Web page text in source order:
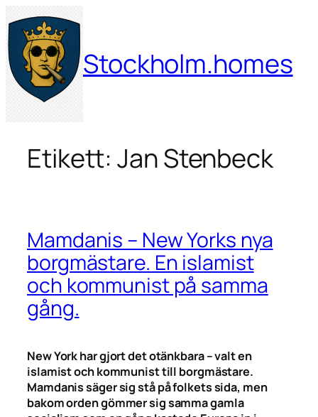
Hoppa
till
innehåll
Stockholm.homes
Etikett:Jan Stenbeck
Mamdanis – New Yorks nya
borgmästare. En islamist
och kommunist på samma
gång.
New York har gjort det otänkbara – valt en
islamist och kommunist till borgmästare.
Mamdanis säger sig stå på folkets sida, men
bakom orden gömmer sig samma gamla